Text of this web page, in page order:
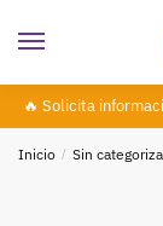
🔥 Solicita
Inicio / Sin